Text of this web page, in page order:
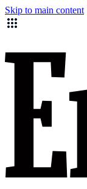
Skip to main content